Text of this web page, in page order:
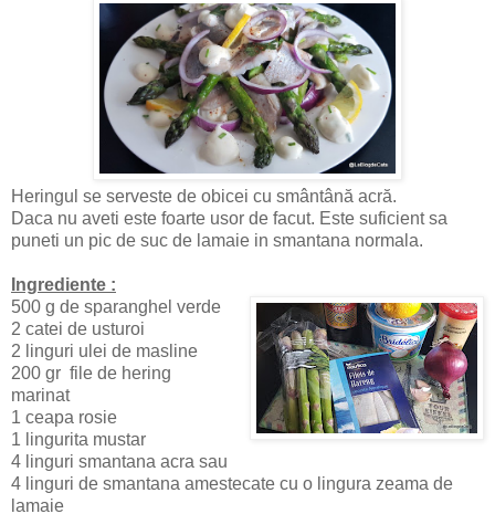
Heringul se serveste de obicei cu smântână acră.
Daca nu aveti este foarte usor de facut. Este suficient sa
puneti un pic de suc de lamaie in smantana normala.
Ingrediente :
500 g de sparanghel verde
2 catei de usturoi
2 linguri ulei de masline
200 gr file de hering
marinat
1 ceapa rosie
1 lingurita mustar
4 linguri smantana acra sau
4 linguri de smantana amestecate cu o lingura zeama de
lamaie